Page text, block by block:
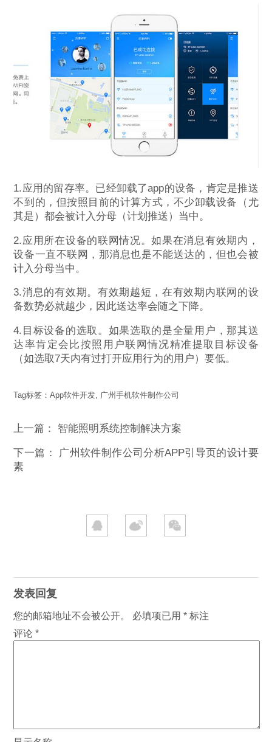
1.应用的留存率。已经卸载了app的设备，肯定是推送
不到的，但按照目前的计算方式，不少卸载设备（尤
其是）都会被计入分母（计划推送）当中。
2.应用所在设备的联网情况。如果在消息有效期内，
设备一直不联网，那消息也是不能送达的，但也会被
计入分母当中。
3.消息的有效期。有效期越短，在有效期内联网的设
备数势必就越少，因此送达率会随之下降。
4.目标设备的选取。如果选取的是全量用户，那其送
达率肯定会比按照用户联网情况精准提取目标设备
（如选取7天内有过打开应用行为的用户）要低。
Tag标签：App软件开发, 广州手机软件制作公司
上一篇： 智能照明系统控制解决方案
下一篇： 广州软件制作公司分析APP引导页的设计要
素
发表回复
您的邮箱地址不会被公开。 必填项已用* 标注
评论*